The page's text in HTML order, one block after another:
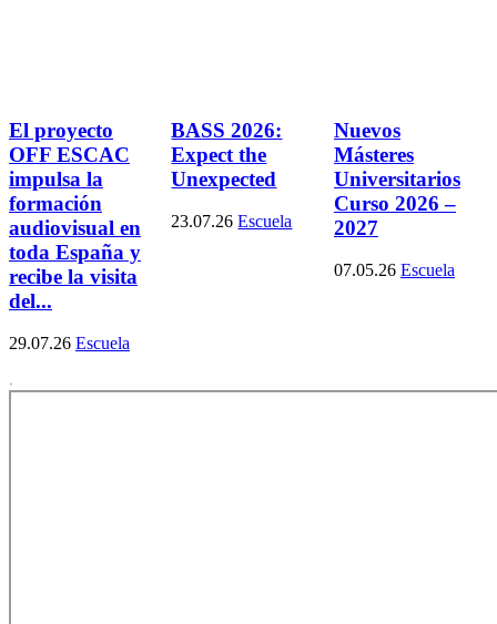
El proyecto
OFF ESCAC
impulsa la
formación
audiovisual en
toda España y
recibe la visita
del...
29.07.26 Escuela
BASS 2026:
Expect the
Unexpected
23.07.26 Escuela
Nuevos
Másteres
Universitarios
Curso 2026 –
2027
07.05.26 Escuela